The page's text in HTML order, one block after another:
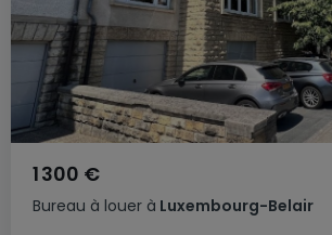
Bureau à louer à Luxembourg-Belair
1 300 €